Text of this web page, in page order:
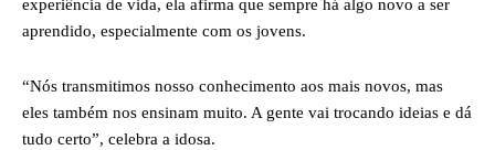
experiência de vida, ela afirma que sempre há algo novo a ser
aprendido, especialmente com os jovens.
“Nós transmitimos nosso conhecimento aos mais novos, mas
eles também nos ensinam muito. A gente vai trocando ideias e dá
tudo certo”, celebra a idosa.